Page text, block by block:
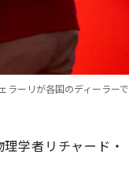
ラーリが各国のディーラーで
学者リチャード・